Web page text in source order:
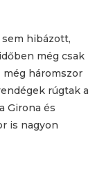
hibázott,
még csak
még háromszor
rúgtak a
Girona és
is nagyon